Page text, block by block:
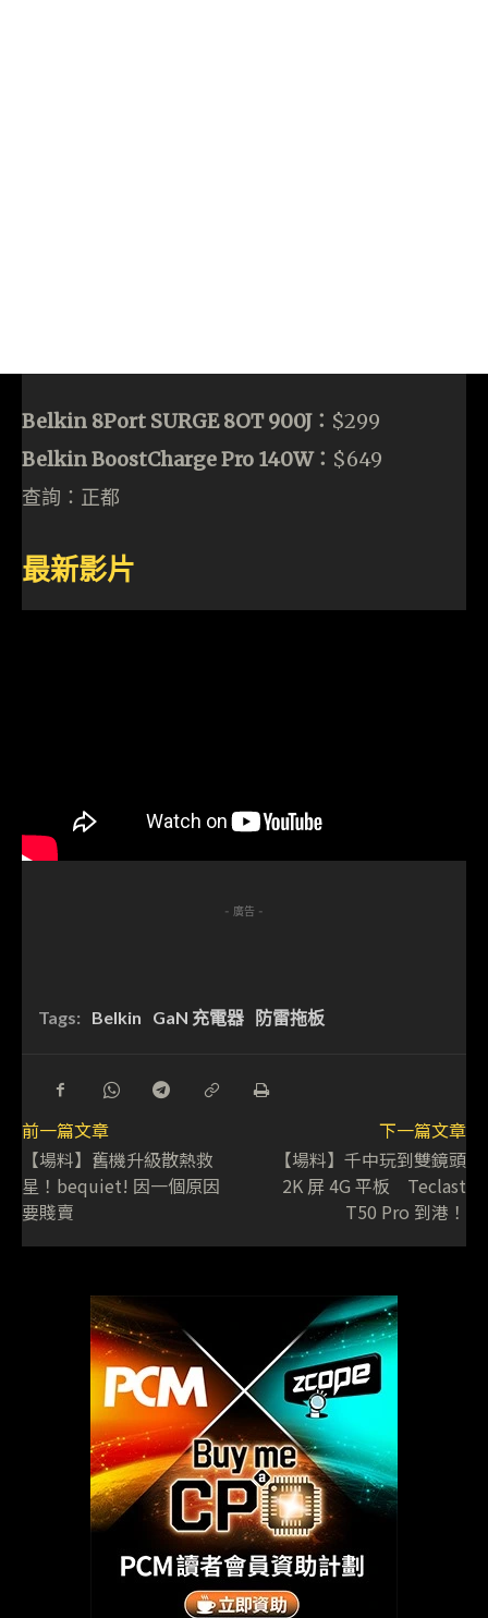
Belkin 8Port SURGE 8OT 900J： $299
Belkin BoostCharge Pro 140W： $649
查詢：正都
最新影片
- 廣告 -
Tags: Belkin GaN 充電器 防雷拖板
前一篇文章
【場料】舊機升級散熱救
星！bequiet! 因一個原因
要賤賣
下一篇文章
【場料】千中玩到雙鏡頭
2K 屏 4G 平板 Teclast
T50 Pro 到港！